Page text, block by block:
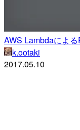
AWS Lambdaによ
k.ootaki
2017.05.10